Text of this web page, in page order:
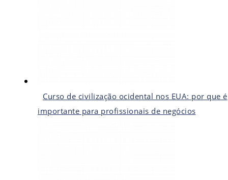
Curso de civilização ocidental nos EUA: por que é
importante para profissionais de negócios